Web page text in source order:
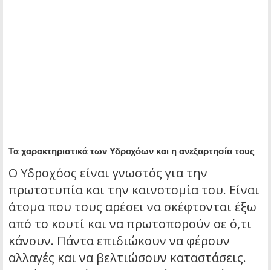
Τα χαρακτηριστικά των Υδροχόων και η ανεξαρτησία τους
Ο Υδροχόος είναι γνωστός για την
πρωτοτυπία και την καινοτομία του. Είναι
άτομα που τους αρέσει να σκέφτονται έξω
από το κουτί και να πρωτοπορούν σε ό,τι
κάνουν. Πάντα επιδιώκουν να φέρουν
αλλαγές και να βελτιώσουν καταστάσεις.